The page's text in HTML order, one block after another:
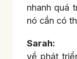
nhanh quá
nó cần có
Sarah:
về phát